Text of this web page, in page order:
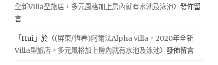
全新Villa型旅店，多元風格加上房內就有水池及泳池〉發佈留
言
「Hui 」於〈(屏東/恆春)阿爾法Alpha villa，2020年全新
Villa型旅店，多元風格加上房內就有水池及泳池〉發佈留言